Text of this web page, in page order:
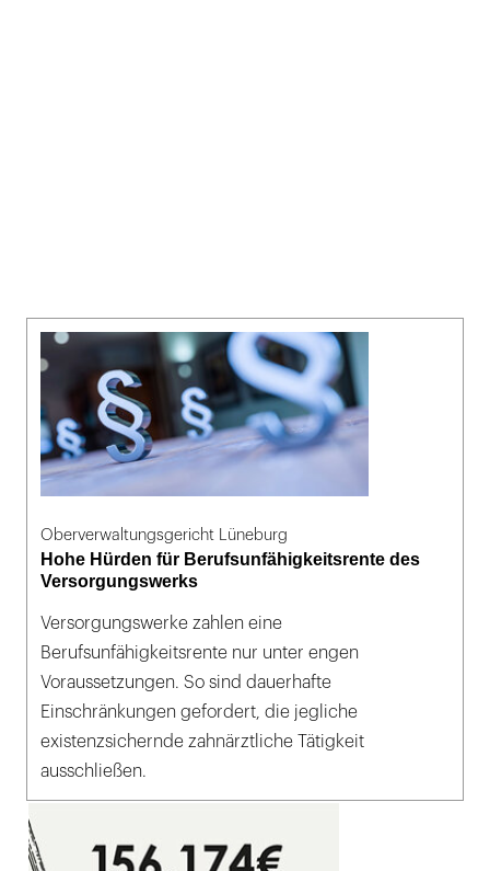
Oberverwaltungsgericht Lüneburg
Hohe Hürden für Berufsunfähigkeitsrente des
Versorgungswerks
Versorgungswerke zahlen eine
Berufsunfähigkeitsrente nur unter engen
Voraussetzungen. So sind dauerhafte
Einschränkungen gefordert, die jegliche
existenzsichernde zahnärztliche Tätigkeit
ausschließen.